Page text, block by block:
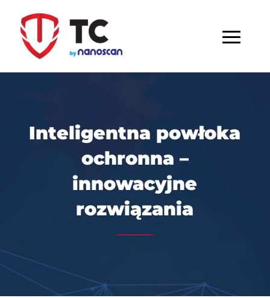
Inteligentna powłoka
ochronna –
innowacyjne
rozwiązania